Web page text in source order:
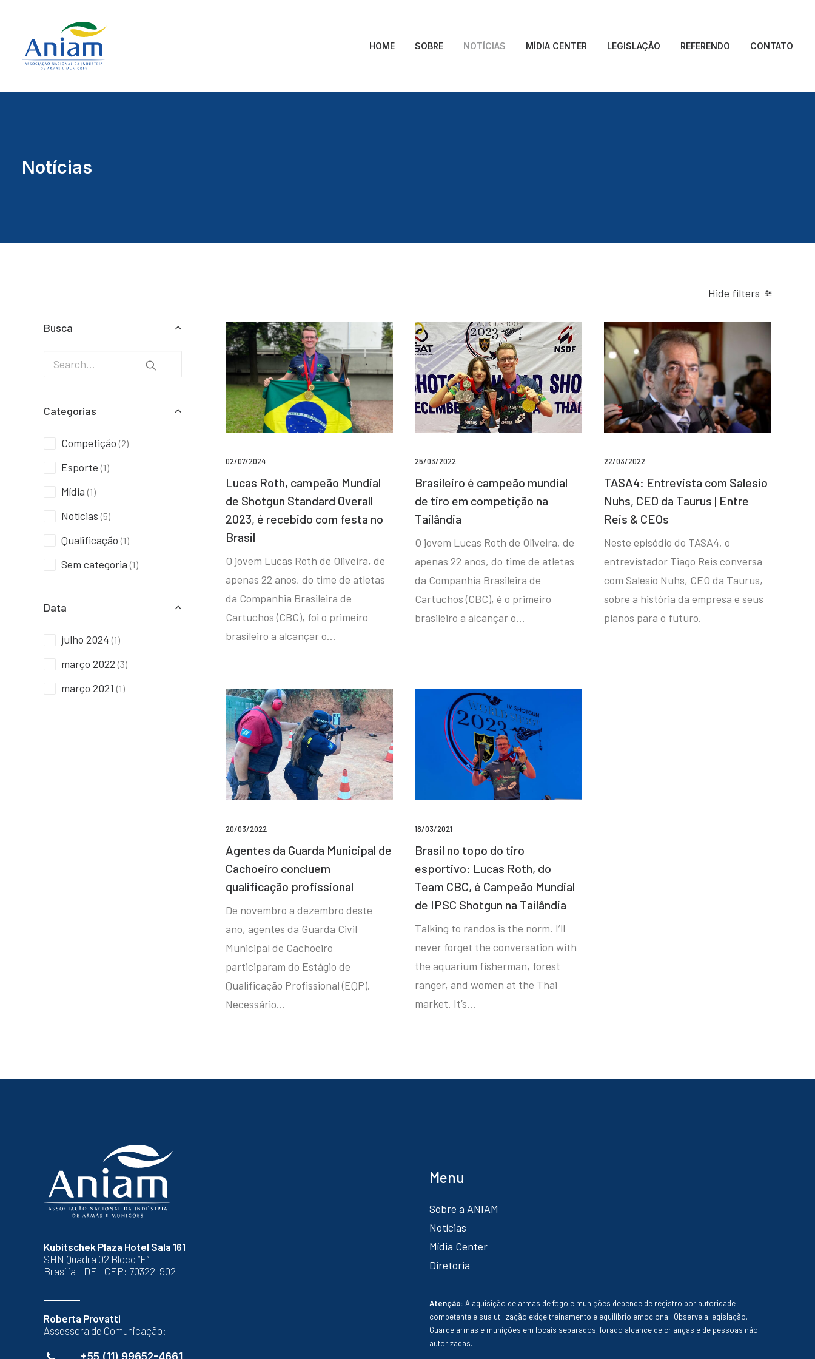
HOME SOBRE NOTÍCIAS MÍDIA CENTER LEGISLAÇÃO REFERENDO CONTATO
Notícias
Hide filters
Busca
Categorias
Competição (2)
Esporte (1)
Mídia (1)
Notícias (5)
Qualificação (1)
Sem categoria (1)
Data
julho 2024 (1)
março 2022 (3)
março 2021 (1)
02/07/2024
Lucas Roth, campeão Mundial
de Shotgun Standard Overall
2023, é recebido com festa no
Brasil
O jovem Lucas Roth de Oliveira, de
apenas 22 anos, do time de atletas
da Companhia Brasileira de
Cartuchos (CBC), foi o primeiro
brasileiro a alcançar o…
25/03/2022
Brasileiro é campeão mundial
de tiro em competição na
Tailândia
O jovem Lucas Roth de Oliveira, de
apenas 22 anos, do time de atletas
da Companhia Brasileira de
Cartuchos (CBC), é o primeiro
brasileiro a alcançar o…
22/03/2022
TASA4: Entrevista com Salesio
Nuhs, CEO da Taurus | Entre
Reis & CEOs
Neste episódio do TASA4, o
entrevistador Tiago Reis conversa
com Salesio Nuhs, CEO da Taurus,
sobre a história da empresa e seus
planos para o futuro.
20/03/2022
Agentes da Guarda Municipal de
Cachoeiro concluem
qualificação profissional
De novembro a dezembro deste
ano, agentes da Guarda Civil
Municipal de Cachoeiro
participaram do Estágio de
Qualificação Profissional (EQP).
Necessário…
18/03/2021
Brasil no topo do tiro
esportivo: Lucas Roth, do
Team CBC, é Campeão Mundial
de IPSC Shotgun na Tailândia
Talking to randos is the norm. I’ll
never forget the conversation with
the aquarium fisherman, forest
ranger, and women at the Thai
market. It’s…
Kubitschek Plaza Hotel Sala 161
SHN Quadra 02 Bloco “E”
Brasília - DF - CEP: 70322-902
Roberta Provatti
Assessora de Comunicação:
+55 (11) 99652-4661
Menu
Sobre a ANIAM
Notícias
Mídia Center
Diretoria
Atenção: A aquisição de armas de fogo e munições depende de registro por autoridade
competente e sua utilização exige treinamento e equilíbrio emocional. Observe a legislação.
Guarde armas e munições em locais separados, forado alcance de crianças e de pessoas não
autorizadas.